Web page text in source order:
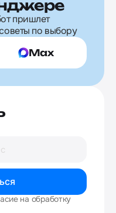
пришлет
по выбору
Max
на обработку